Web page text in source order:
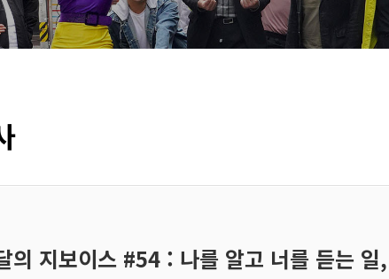
지보이스 #54 : 나를 알고 너를 듣는 일